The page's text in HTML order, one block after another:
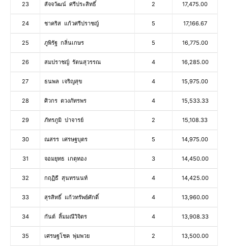
23 สัจจวัฒน์ ศรีประสิทธิ์ 2 17,475.00
24 ชาคริส แก้วศรีปราชญ์ 5 17,166.67
25 ภูพิรัฐ กลิ่นเกษร 5 16,775.00
26 สมปราชญ์ รัตนสุวรรณ 4 16,285.00
27 ธนพล เจริญสุข 4 15,975.00
28 ศิวกร ตวงภัทรพร 4 15,533.33
29 ภัทรภูมิ ปาจารย์ 2 15,108.33
30 ณสรร เศรษฐบุตร 5 14,975.00
31 จอมยุทธ เกตุทอง 3 14,450.00
32 กฤฏิธี สุนทรนนท์ 4 14,425.00
33 สุรสิทธิ์ แก้วทรัพย์ศักดิ์ 4 13,960.00
34 กันต์ ลิ้มมณีวิจิตร 4 13,908.33
35 เศรษฐโชค พุ่มพวย 2 13,500.00